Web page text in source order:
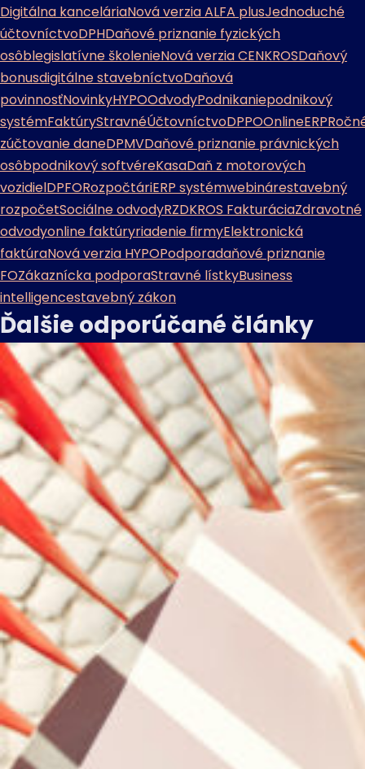
Digitálna kanceláriaNová verzia ALFA plusJednoduché
účtovníctvoDPHDaňové priznanie fyzických
osôblegislatívne školenieNová verzia CENKROSDaňový
bonusdigitálne stavebníctvoDaňová
povinnosťNovinkyHYPOOdvodyPodnikaniepodnikový
systémFaktúryStravnéÚčtovníctvoDPPOOnlineERP
zúčtovanie daneDPMVDaňové priznanie právnických
osôbpodnikový softvéreKasaDaň z motorových
vozidielDPFORozpočtáriERP systémwebinárestavebný
rozpočetSociálne odvodyRZDKROS FakturáciaZdravotné
odvodyonline faktúryriadenie firmyElektronická
faktúraNová verzia HYPOPodporadaňové priznanie
FOZákaznícka podporaStravné lístkyBusiness
intelligencestavebný zákon
Ďalšie odporúčanéčlánky